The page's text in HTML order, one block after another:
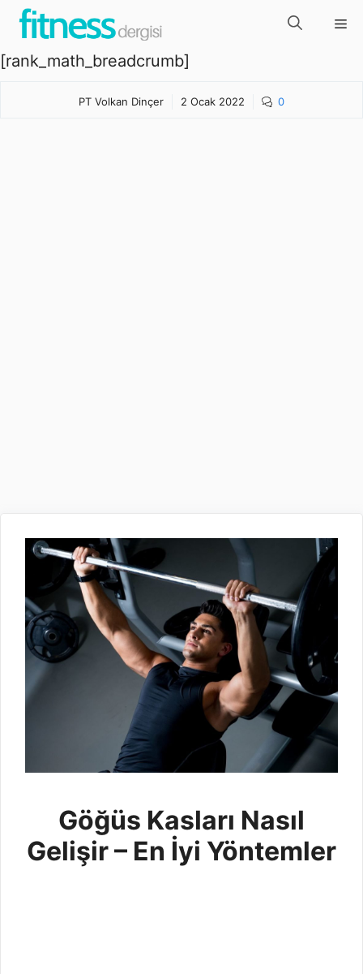
İçeriğe
atla
[rank_math_breadcrumb]
PT Volkan Dinçer 2 Ocak 2022 0
Göğüs Kasları Nasıl
Gelişir – En İyi Yöntemler